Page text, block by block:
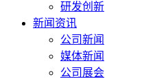
研发创新
新闻资讯
公司新闻
媒体新闻
公司展会